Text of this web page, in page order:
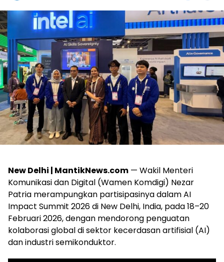
New Delhi | MantikNews.com — Wakil Menteri
Komunikasi dan Digital (Wamen Komdigi) Nezar
Patria merampungkan partisipasinya dalam AI
Impact Summit 2026 di New Delhi, India, pada 18–20
Februari 2026, dengan mendorong penguatan
kolaborasi global di sektor kecerdasan artifisial (AI)
dan industri semikonduktor.